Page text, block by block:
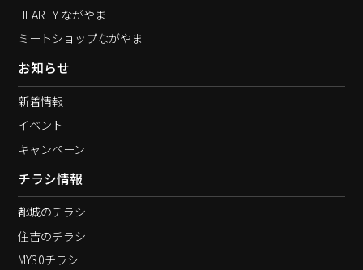
HEARTY ながやま
ミートショップながやま
お知らせ
新着情報
イベント
キャンペーン
チラシ情報
都城のチラシ
住吉のチラシ
MY30チラシ